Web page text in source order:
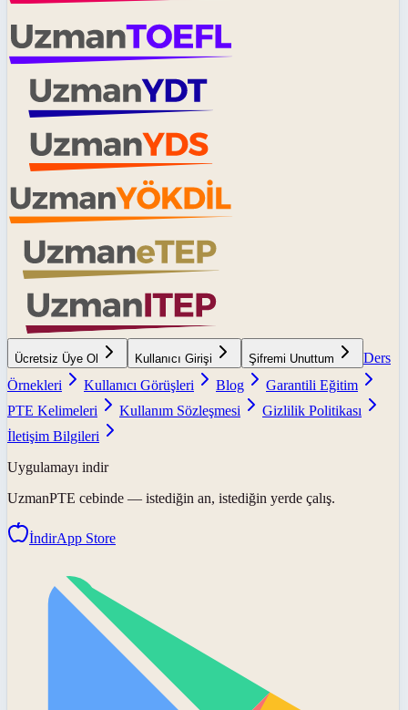
Ücretsiz Üye Ol Kullanıcı Girişi Şifremi Unuttum
Ders
Örnekleri
Kullanıcı Görüşleri Blog
Garantili Eğitim
PTE Kelimeleri
Kullanım Sözleşmesi
Gizlilik Politikası
İletişim Bilgileri
Uygulamayı indir
UzmanPTE cebinde — istediğin an, istediğin yerde çalış.
İndirApp Store